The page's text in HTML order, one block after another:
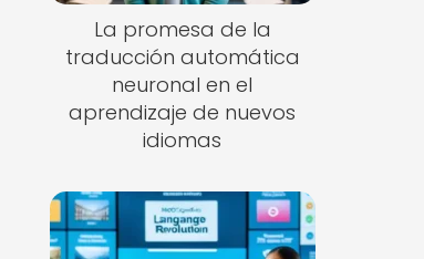
La promesa de la
traducción automática
neuronal en el
aprendizaje de nuevos
idiomas